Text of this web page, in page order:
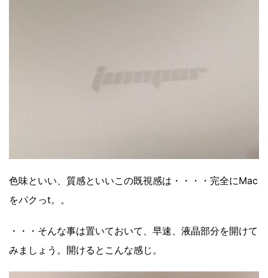
色味といい、質感といいこの既視感は・・・・完全にMac
をパクっt。。
・・・そんな事は置いておいて、早速、液晶部分を開けて
みましょう。開けるとこんな感じ。